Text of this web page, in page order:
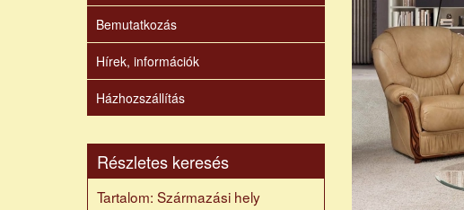
Bemutatkozás
Hírek, információk
Házhozszállítás
Részletes keresés
Tartalom: Származási hely